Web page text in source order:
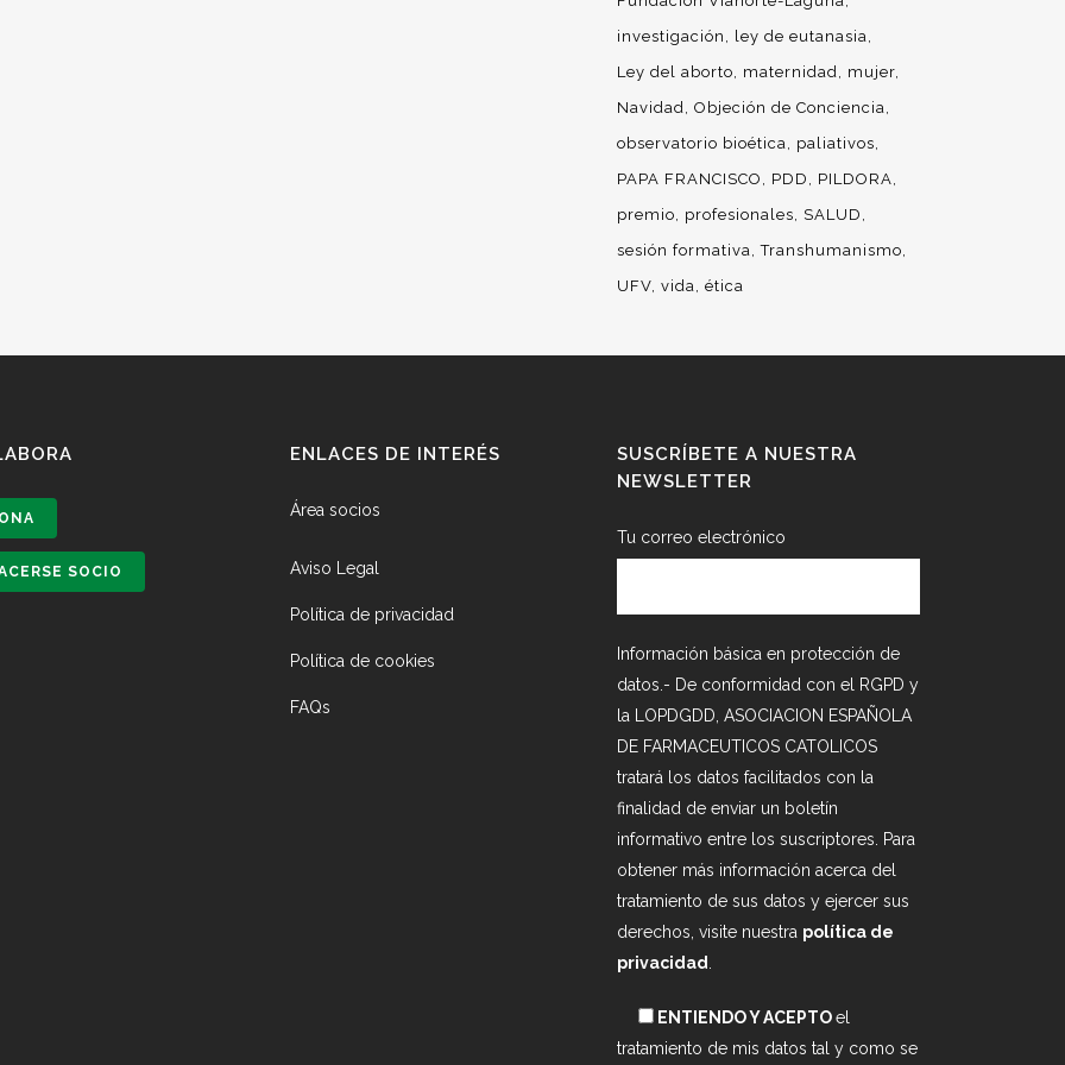
investigación
ley de eutanasia
Ley del aborto
maternidad
mujer
Navidad Objeción de Conciencia
observatorio bioética
paliativos
PAPA FRANCISCO
PDD
PILDORA
premio
profesionales
SALUD
sesión formativa Transhumanismo
UFV vida ética
SOCIO
ENLACES DE INTERÉS
Área socios
Aviso Legal
Política de privacidad
Política de cookies
FAQs
SUSCRÍBETE A NUESTRA
NEWSLETTER
Tu correo electrónico
Información básica en protección de
datos.- De conformidad con el RGPD y
la LOPDGDD, ASOCIACION ESPAÑOLA
DE FARMACEUTICOS CATOLICOS
tratará los datos facilitados con la
finalidad de enviar un boletín
informativo entre los suscriptores. Para
obtener más información acerca del
tratamiento de sus datos y ejercer sus
derechos, visite nuestra política de
privacidad
ENTIENDO Y ACEPTOel
tratamiento de mis datos tal y como se